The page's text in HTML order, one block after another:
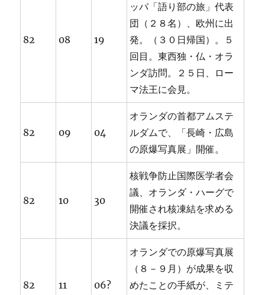
82 08 19
ッパ「語り部の旅」代表
団（２８名）、欧州に出
発。（３０日帰国）。５
回目。東西独・仏・オラ
ンダ訪問。２５日、ロー
マ法王に会見。
82 09 04
オランダの首都アムステ
ルダムで、「長崎・広島
の原爆写真展」開催。
82 10 30
核戦争防止国際医学者会
議、オランダ・ハーグで
開催され核凍結を求める
決議を採択。
82 11 06?
オランダでの原爆写真展
（８－９月）が成果を収
めたことの手紙が、ミテ